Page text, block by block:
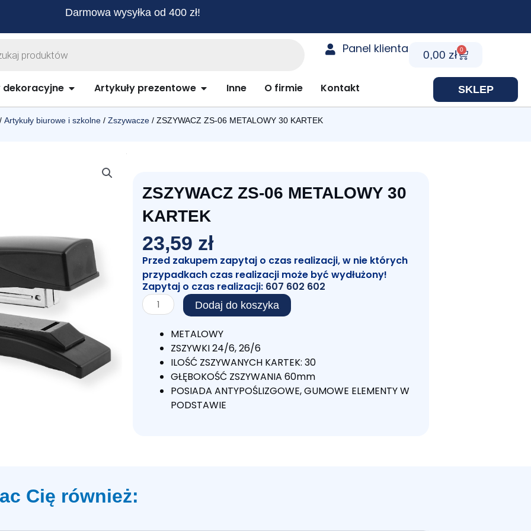
Darmowa wysyłka od 400 zł!
Panel klienta 0,00 zł 0
Cart
i szkolne
dekoracyjne Open Artykuły dekoracyjne
Artykuły prezentowe Open Artykuły prezentowe
Inne O firmie Kontakt SKLEP
Artykuły biurowe i szkolne/ Zszywacze/ ZSZYWACZ ZS-06 METALOWY 30 KARTEK
ZSZYWACZ ZS-06 METALOWY 30
KARTEK
23,59 zł
Przed zakupem zapytaj o czas realizacji, w nie których
przypadkach czas realizacji może być wydłużony!
Zapytaj o czas realizacji: 607 602 602
ilość
ZSZYWACZ
METALOWY
KARTEK
Dodaj do koszyka
METALOWY
ZSZYWKI 24/6, 26/6
ILOŚĆ ZSZYWANYCH KARTEK: 30
GŁĘBOKOŚĆ ZSZYWANIA 60mm
POSIADA ANTYPOŚLIZGOWE, GUMOWE ELEMENTY W
PODSTAWIE
Cię również: